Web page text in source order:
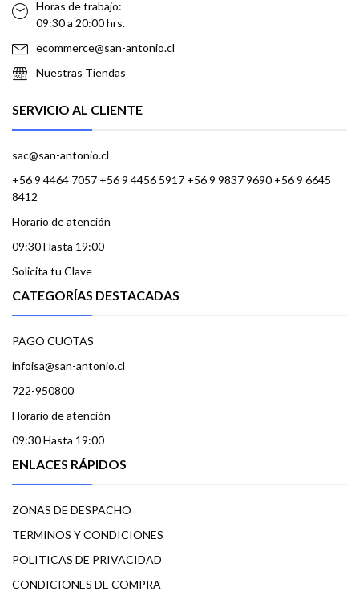
Horas de trabajo:
09:30 a 20:00 hrs.
ecommerce@san-antonio.cl
Nuestras Tiendas
SERVICIO AL CLIENTE
sac@san-antonio.cl
+56 9 4464 7057 +56 9 4456 5917 +56 9 9837 9690 +56 9 6645
8412
Horario de atención
09:30 Hasta 19:00
Solicita tu Clave
CATEGORÍAS DESTACADAS
PAGO CUOTAS
infoisa@san-antonio.cl
722-950800
Horario de atención
09:30 Hasta 19:00
ENLACES RÁPIDOS
ZONAS DE DESPACHO
TERMINOS Y CONDICIONES
POLITICAS DE PRIVACIDAD
CONDICIONES DE COMPRA